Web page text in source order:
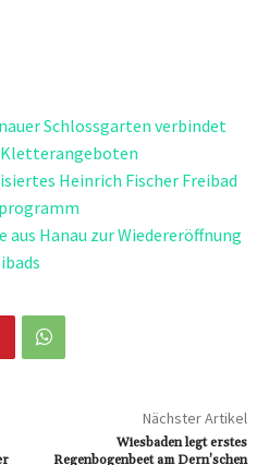
Schlossgarten verbindet
Heinrich Fischer Freibad
aus Hanau zur Wiedereröffnung
Nächster Artikel
Wiesbaden legt erstes
Regenbogenbeet am Dern’schen